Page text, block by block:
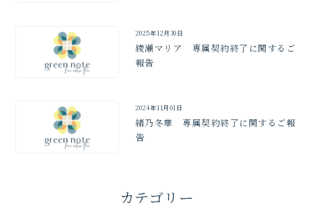
2025年12月30日
綾瀬マリア 専属契約終了に関するご
報告
2024年11月01日
緒乃冬華 専属契約終了に関するご報
告
カテゴリー